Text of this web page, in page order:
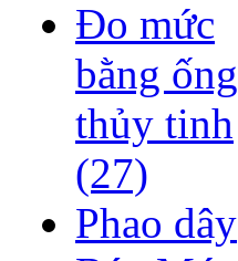
Đo mức
bằng ống
thủy tinh
(27)
Phao dây